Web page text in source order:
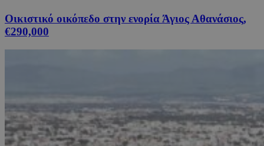
Οικιστικό οικόπεδο στην ενορία Άγιος Αθανάσιος,
€290,000